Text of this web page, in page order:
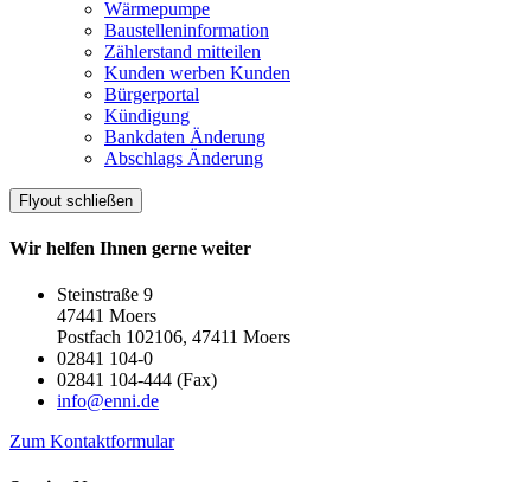
Wärmepumpe
Baustelleninformation
Zählerstand mitteilen
Kunden werben Kunden
Bürgerportal
Kündigung
Bankdaten Änderung
Abschlags Änderung
Flyout schließen
Wir helfen Ihnen gerne weiter
Steinstraße 9
47441 Moers
Postfach 102106, 47411 Moers
02841 104-0
02841 104-444 (Fax)
info@enni.de
Zum Kontaktformular